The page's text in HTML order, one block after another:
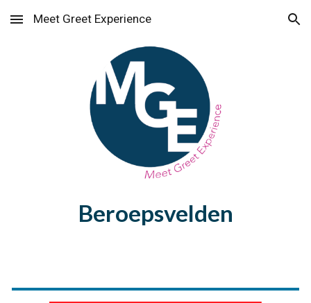
Skip to main content Skip to navigation
Meet Greet Experience
Beroepsvelden